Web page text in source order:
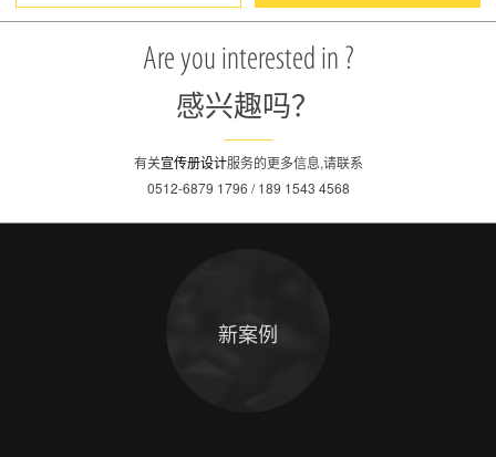
Are you interested in ?
感兴趣吗？
有关宣传册设计服务的更多信息,请联系
0512-6879 1796 / 189 1543 4568
新案例